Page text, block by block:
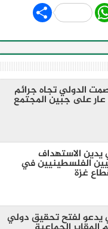
Share
الدولي تجاه جرائم
عار على جبين المجتمع
يدين الاستهداف
الفلسطينيين في
غزة
يدعو لفتح تحقيق دولي